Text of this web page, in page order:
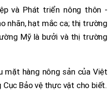
và Phát triển nông thôn -
nhãn, hạt mắc ca; thị trường
Mỹ là bưởi và thị trường
mặt hàng nông sản của Việt
Bảo vệ thực vật cho biết.